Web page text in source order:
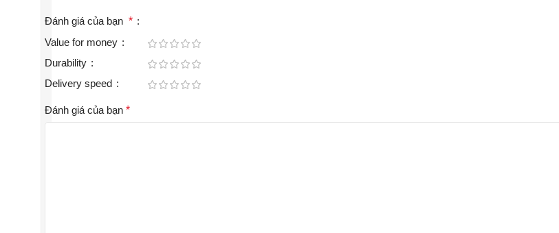
Đánh giá của bạn *
Value for money
Durability
Delivery speed
Đánh giá của bạn *